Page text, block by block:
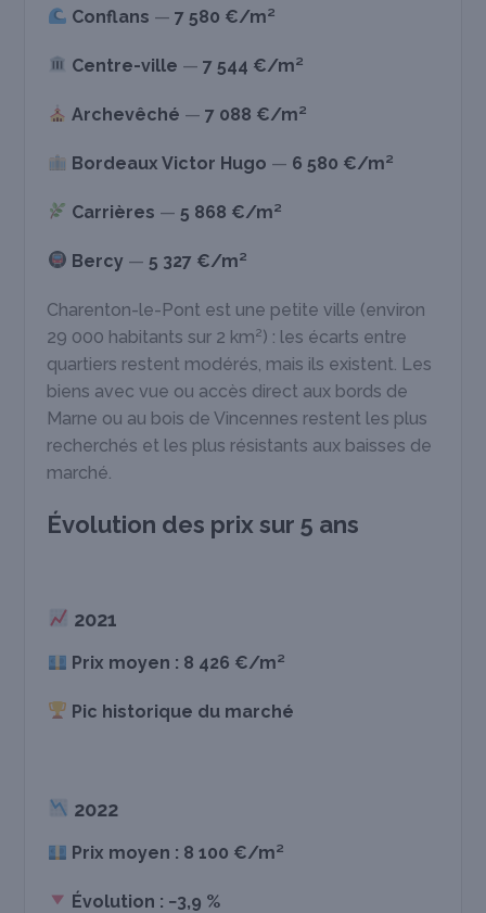
Conflans — 7 580 €/m²
Centre-ville — 7 544 €/m²
Archevêché — 7 088 €/m²
Bordeaux Victor Hugo — 6 580 €/m²
Carrières — 5 868 €/m²
Bercy — 5 327 €/m²
Charenton-le-Pont est une petite ville (environ
29 000 habitants sur 2 km²) : les écarts entre
quartiers restent modérés, mais ils existent. Les
biens avec vue ou accès direct aux bords de
Marne ou au bois de Vincennes restent les plus
recherchés et les plus résistants aux baisses de
marché.
Évolution des prix sur 5 ans
2021
Prix moyen : 8 426 €/m²
Pic historique du marché
2022
Prix moyen : 8 100 €/m²
Évolution : −3,9 %